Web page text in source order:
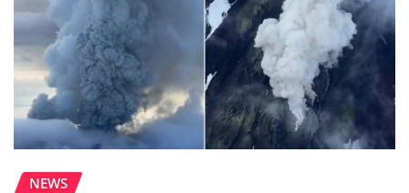
NEWS